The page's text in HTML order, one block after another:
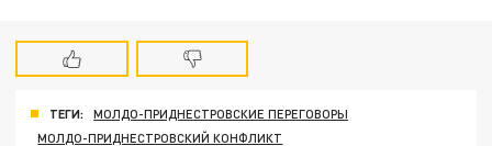
ТЕГИ:
МОЛДО-ПРИДНЕСТРОВСКИЕ ПЕРЕГОВОРЫ
МОЛДО-ПРИДНЕСТРОВСКИЙ КОНФЛИКТ